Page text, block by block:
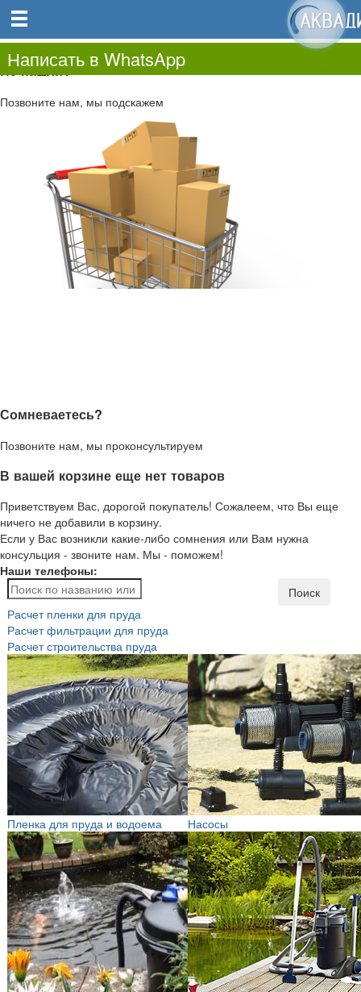
0.00
0
Не нашли?
Позвоните нам, мы подскажем
Сомневаетесь?
Позвоните нам, мы проконсультируем
В вашей корзине еще нет товаров
Приветствуем Вас, дорогой покупатель! Сожалеем, что Вы еще
ничего не добавили в корзину.
Если у Вас возникли какие-либо сомнения или Вам нужна
консульция - звоните нам. Мы - поможем!
Наши телефоны:
Написать в WhatsApp
Поиск
Расчет пленки для пруда
Расчет фильтрации для пруда
Расчет строительства пруда
Пленка для пруда и водоема Насосы